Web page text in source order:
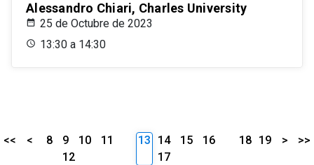
Alessandro Chiari, Charles University
25 de Octubre de 2023
13:30 a 14:30
<< < 8 9 10
11
12
13 14 15
16
17
18 19 > >>